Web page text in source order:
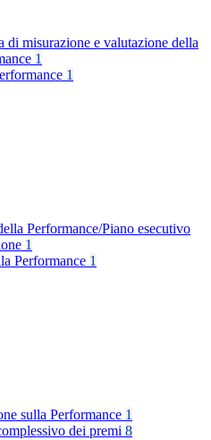
di misurazione e valutazione della
1
1
Performance/Piano esecutivo
1
Performance 1
sulla Performance 1
dei premi 8